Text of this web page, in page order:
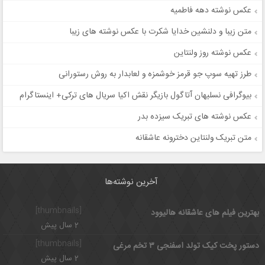
عکس نوشته دهه فاطمیه
متن زیبا و دلنشین خدایا شکرت با عکس نوشته های زیبا
عکس نوشته روز ولنتاین
طرز تهیه سوپ جو قرمز خوشمزه و لعابدار به روش رستورانی
بیوگرافی نسلیهان آتاگول بازیگر نقش اکیا سریال های ترکی+ اینستاگرام
عکس نوشته های تبریک سیزده بدر
متن تبریک ولنتاین دخترونه عاشقانه
آخرین نوشته‌ها
بهترین فیلم های عاشقانه هالیوود
2 سال پیش
[thumbnails]
دستور پخت کیک تولد اسفنجی ۳ تخم مرغی
2 سال پیش